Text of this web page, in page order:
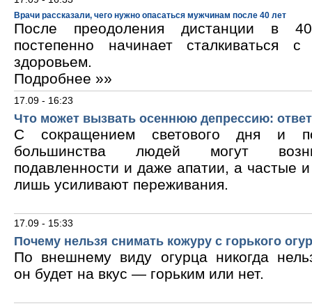
Врачи рассказали, чего нужно опасаться мужчинам после 40 лет
После преодоления дистанции в
постепенно начинает сталкиваться
здоровьем.
Подробнее »»
17.09 - 16:23
Что может вызвать осеннюю депрессию:
С сокращением светового дня и
большинства людей могут
подавленности и даже апатии, а частые
лишь усиливают переживания.
17.09 - 15:33
Почему нельзя снимать кожуру с горького
По внешнему виду огурца никогда
он будет на вкус — горьким или нет.